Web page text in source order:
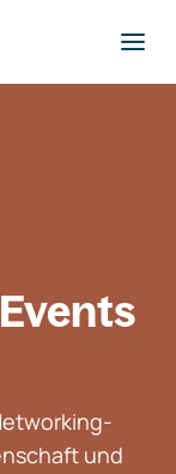
und